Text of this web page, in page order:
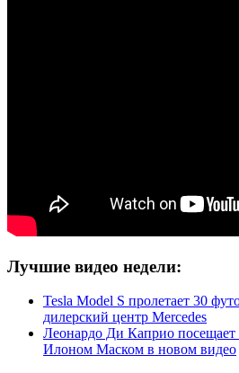
Лучшие видео недели:
Tesla Model S пролетает 30
дилерский центр Mercedes
Леонардо Ди Каприо посещает
Илоном Маском в новом видео